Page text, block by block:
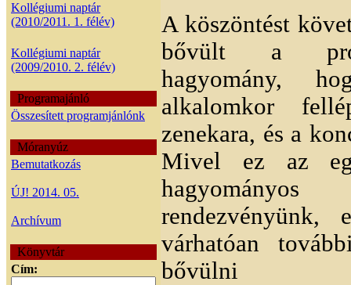
Kollégiumi naptár
(2010/2011. 1. félév)
Kollégiumi naptár
(2009/2010. 2. félév)
Programajánló
Összesített programjánlónk
Móranyúz
Bemutatkozás
ÚJ! 2014. 05.
Archívum
Könyvtár
Cím:
A köszöntést
bővült a
hagyomány,
alkalomkor
zenekara, és a
Mivel ez az
rendezvényünk,
várhatóan
bővülni